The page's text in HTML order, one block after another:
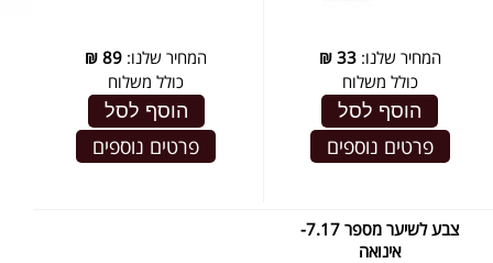
המחיר שלנו:33
₪
כולל משלוח
הוסף לסל
פרטים נוספים
המחיר שלנו: 89
₪
כולל משלוח
הוסף לסל
פרטים נוספים
צבע לשיער מספר 7.17-
אינואה